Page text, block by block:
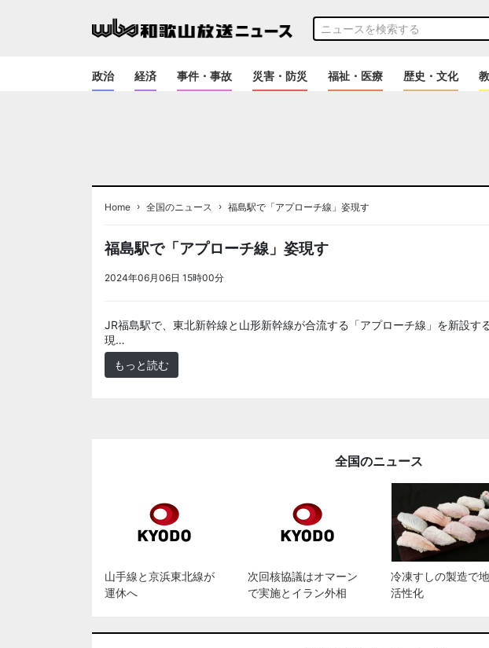
政治 経済 事件・事故 災害・防災 福祉・医療 歴史・文化
Home › 全国のニュース › 福島駅で「アプローチ線」姿現す
福島駅で「アプローチ線」姿現す
2024年06月06日 15時00分
JR福島駅で、東北新幹線と山形新幹線が合流する「アプローチ線」を新設す
現…
もっと読む
全国のニュース
山手線と京浜東北線が
運休へ
次回核協議はオマーン
で実施とイラン外相
冷凍すしの製造で
活性化